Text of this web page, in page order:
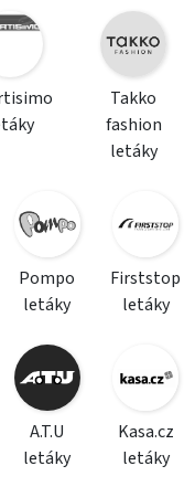
Takko
fashion
letáky
Pompo
letáky
Firststop
letáky
A.T.U
letáky
Kasa.cz
letáky